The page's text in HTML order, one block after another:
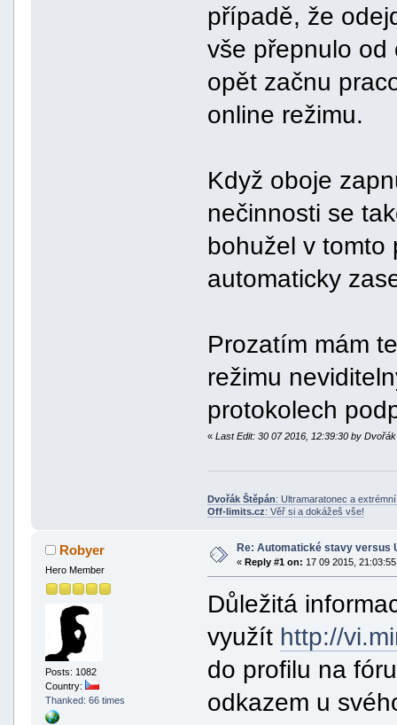
případě, že
vše přepnulo od
opět začnu
online režimu.
Když oboje
nečinnosti se
bohužel v tomto
automaticky
Prozatím mám
režimu
protokolech
«Last Edit: 30 07 2016, 12:39:30 by
Dvořák Štěpán: Ultramaratonec a
Off-limits.cz: Věř si a dokážeš vše!
Robyer
Hero Member
Posts: 1082
Country:
Thanked: 66 times
Re: Automatické stavy versus
« Reply #1 on: 17 09 2015,
Důležitá
využít http://
do profilu na
odkazem u